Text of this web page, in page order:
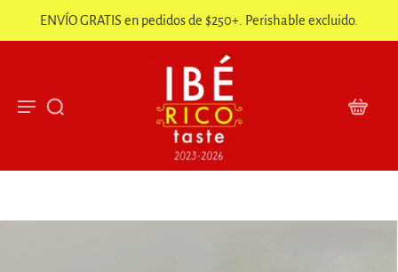
ENVÍO GRATIS en pedidos de $250+. Perishable excluido.